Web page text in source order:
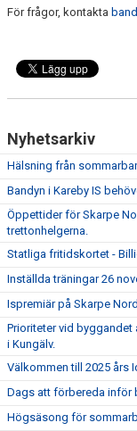
För frågor, kontakta
Nyhetsarkiv
Hälsning från
Bandyn i Kareby IS
Öppettider för Skarpe
trettonhelgerna.
Statliga fritidskortet -
Inställda träningar 26
Ispremiär på Skarpe Nord
Prioriteter vid byggandet
i Kungälv.
Välkommen till 2025 års
Dags att förbereda inför
Högsäsong för